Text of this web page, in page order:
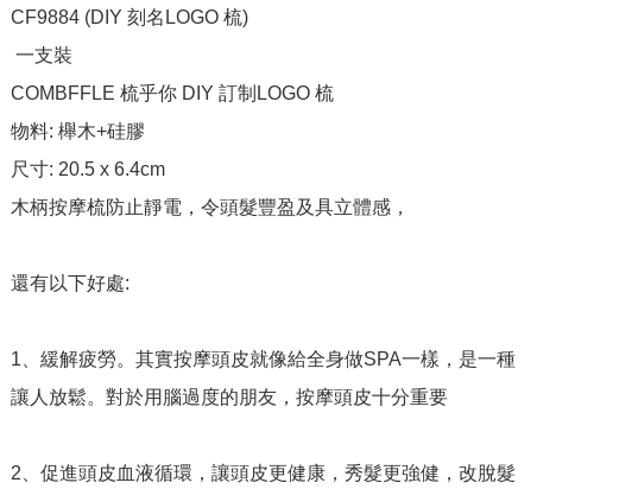
CF9884 (DIY 刻名LOGO 梳)
COMBFFLE 梳乎你 DIY 訂制LOGO 梳
物料: 櫸木+硅膠
尺寸: 20.5 x 6.4cm
木柄按摩梳防止靜電，令頭髮豐盈及具立體感，
還有以下好處:
1、緩解疲勞。其實按摩頭皮就像給全身做SPA一樣，是一種
讓人放鬆。對於用腦過度的朋友，按摩頭皮十分重要
2、促進頭皮血液循環，讓頭皮更健康，秀髮更強健，改脫髮